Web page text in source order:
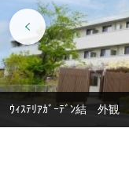
ｳｨｽﾃﾘｱｶﾞｰﾃﾞﾝ結 外観